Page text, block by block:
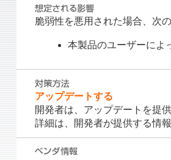
脆弱性を悪用された場合、次
本製品のユーザーによ
アップデートする
開発者は、アップデートを提
詳細は、開発者が提供する情